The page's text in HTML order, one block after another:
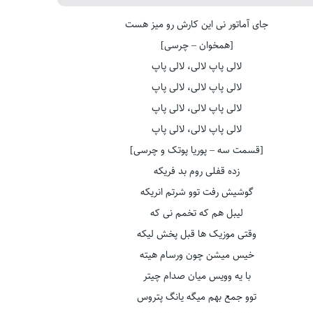
جای آماتور نی این کارش رو میز هست
[همخوان – چرسی]
لالی پاپ لالی، لالی پاپ
لالی پاپ لالی، لالی پاپ
لالی پاپ لالی، لالی پاپ
لالی پاپ لالی، لالی پاپ
[قسمت سه – پوریا پوتک و چرسی]
زده قفلی روم بد فریکه
گوشیش رفت توو شرتم انریکه
لیبل هم که تخمم نی که
وقتی موزیک ها قبل پخش لیکه
خیس میشن چون ورسام هیته
با یه وویس میان صدام چیتر
توو جمع بهم میگه یانگ پتروس